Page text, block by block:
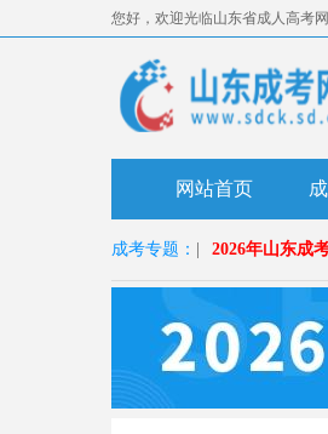
您好，欢迎光临山东省成人高考
网站首页
成考专题： 2026年山东成